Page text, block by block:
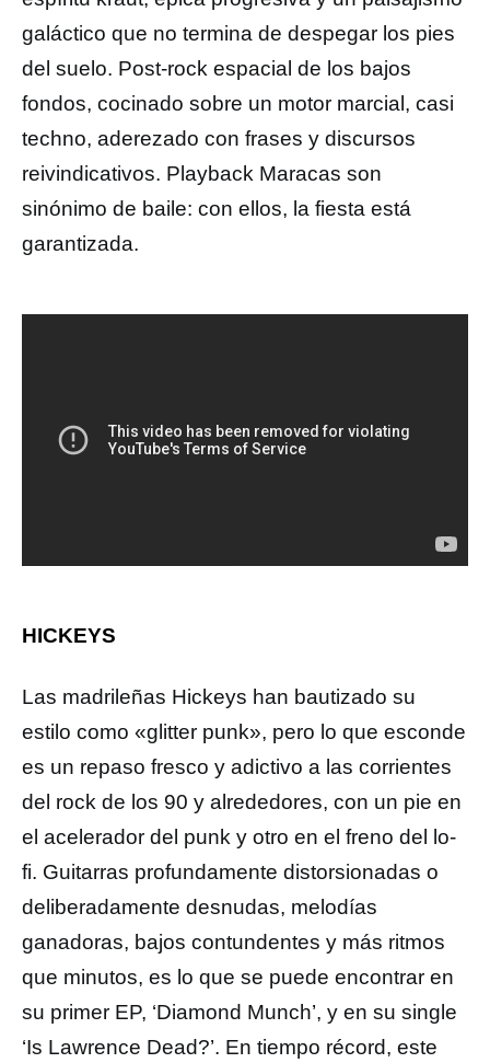
galáctico que no termina de despegar los pies
del suelo. Post-rock espacial de los bajos
fondos, cocinado sobre un motor marcial, casi
techno, aderezado con frases y discursos
reivindicativos. Playback Maracas son
sinónimo de baile: con ellos, la fiesta está
garantizada.
HICKEYS
Las madrileñas Hickeys han bautizado su
estilo como «glitter punk», pero lo que esconde
es un repaso fresco y adictivo a las corrientes
del rock de los 90 y alrededores, con un pie en
el acelerador del punk y otro en el freno del lo-
fi. Guitarras profundamente distorsionadas o
deliberadamente desnudas, melodías
ganadoras, bajos contundentes y más ritmos
que minutos, es lo que se puede encontrar en
su primer EP, ‘Diamond Munch’, y en su single
‘Is Lawrence Dead?’. En tiempo récord, este